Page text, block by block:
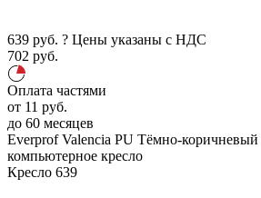
639 руб. ? Цены указаны с НДС
702 руб.
Оплата частями
от 11 руб.
до 60 месяцев
Everprof Valencia PU Тёмно-коричневый
компьютерное кресло
Кресло 639